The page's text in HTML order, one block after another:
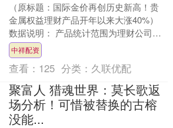
（原标题：国际金价再创历史新高！贵
金属权益理财产品开年以来大涨40%）
数据说明： 产品统计范围为理财公司权
益类理财公募产品，统计截止日期为
2026年1月22日....
中祥配资
查看： 125 分类： 久联优配
聚富人 猎魂世界：莫长歌返
场分析！可惜被替换的古榕
没能...